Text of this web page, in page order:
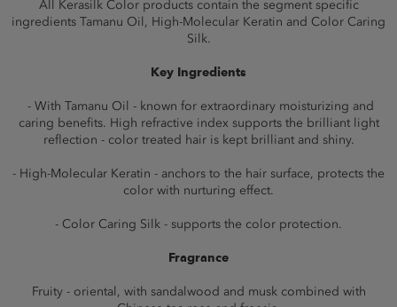
All Kerasilk Color products contain the segment specific
ingredients Tamanu Oil, High-Molecular Keratin and Color Caring
Silk.
Key Ingredients
- With Tamanu Oil - known for extraordinary moisturizing and
caring benefits. High refractive index supports the brilliant light
reflection - color treated hair is kept brilliant and shiny.
- High-Molecular Keratin - anchors to the hair surface, protects the
color with nurturing effect.
- Color Caring Silk - supports the color protection.
Fragrance
Fruity - oriental, with sandalwood and musk combined with